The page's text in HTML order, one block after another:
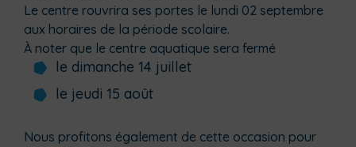
Le centre rouvrira ses portes le lundi 02 septembre
aux horaires de la période scolaire.
À noter que le centre aquatique sera fermé
le dimanche 14 juillet
le jeudi 15 août
Nous profitons également de cette occasion pour